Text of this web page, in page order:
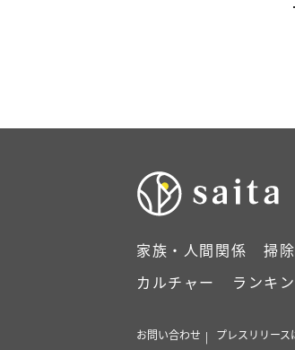
家族・人間関係 掃
カルチャー
ランキ
お問い合わせ プレスリリース